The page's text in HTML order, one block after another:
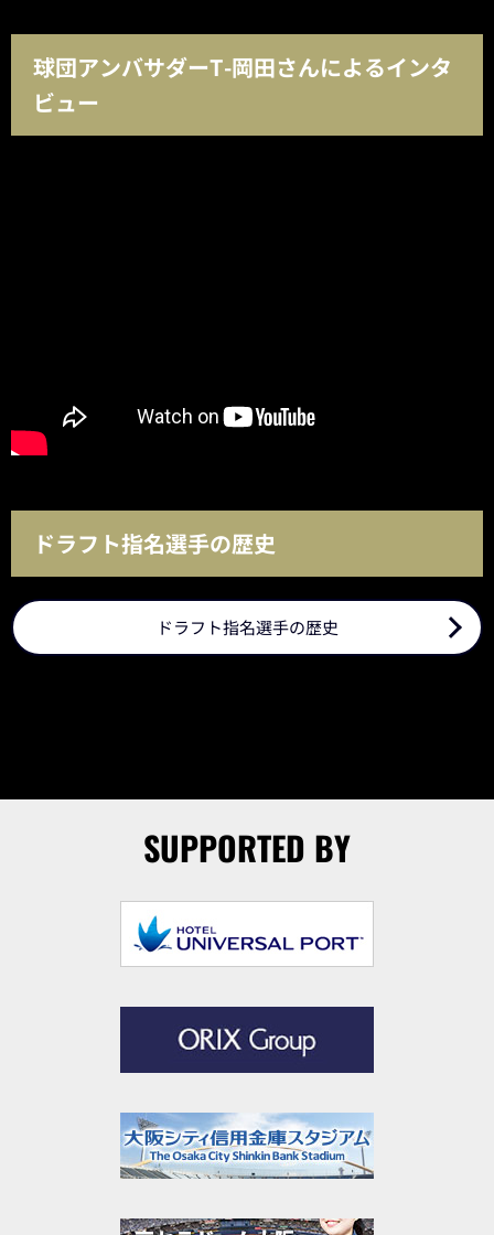
球団アンバサダーT-岡田さんによるインタ
ビュー
ドラフト指名選手の歴史
ドラフト指名選手の歴史
SUPPORTED BY